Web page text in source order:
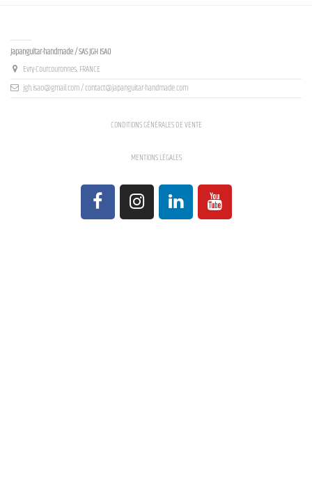
Japanguitar-handmade / SAS JGH ISAO
Evry-Courcouronnes, FRANCE
jgh.isao@gmail.com / contact@japanguitar-handmade.com
CONDITIONS GÉNÉRALES DE VENTE
MENTIONS LÉGALES